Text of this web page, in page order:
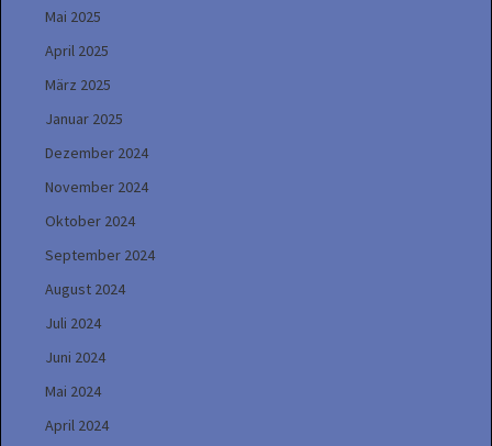
Mai 2025
April 2025
März 2025
Januar 2025
Dezember 2024
November 2024
Oktober 2024
September 2024
August 2024
Juli 2024
Juni 2024
Mai 2024
April 2024